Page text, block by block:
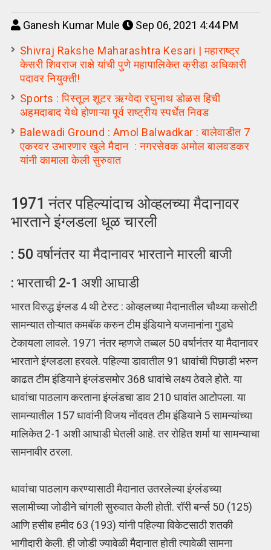
Ganesh Kumar Mule
Sep 06, 2021 4:44 PM
Shivraj Rakshe Maharashtra Kesari | महाराष्ट्र
केसरी शिवराज राक्षे यांची पुणे महापालिकेत क्रीडा अधिकारी
पदावर नियुक्ती!
Sports : पिस्तूल शूटर ऋग्वेदा रघुनाथ डोळस हिची
अहमदाबाद येथे होणाऱ्या पूर्व राष्ट्रीय स्पर्धेत निवड
Balewadi Ground : Amol Balwadkar : बालेवाडीत 7
एकरवर उभारणार खुले मैदान : नगरसेवक अमोल बालवडकर
यांनी कामाला केली सुरुवात
1971 नंतर पहिल्यांदाच ओव्हलच्या मैदानावर
भारताने इंग्लडला धूळ चारली
: 50 वर्षानंतर या मैदानावर भारताने मारली बाजी
: भारताची 2-1 अशी आघाडी
भारत विरुद्ध इंग्लड 4 थी टेस्ट : ओव्हलच्या मैदानातील चौथ्या कसोटी
सामन्यात तोऱ्यात कमबॅक करुन टीम इंडियाने यजमानांना गुडघे
टेकायला लावले. 1971 नंतर म्हणजे तब्बल 50 वर्षानंतर या मैदानावर
भारताने इंग्लडला हरवले. पहिल्या डावातील 91 धावांची पिछाडी भरुन
काढत टीम इंडियाने इंग्लंडसमोर 368 धावांचे लक्ष्य ठेवले होते. या
धावांचा पाठलाग करताना इंग्लंडचा डाव 210 धावांत आटोपला. या
सामन्यातील 157 धावांनी विजय नोंदवत टीम इंडियाने 5 सामन्यांच्या
मालिकेत 2-1 अशी आघाडी घेतली आहे. तर रोहित शर्मा या सामन्याचा
सामनावीर ठरला.
धावांचा पाठलाग करण्यासाठी मैदानात उतरलेल्या इंग्लंडच्या
सलामीच्या जोडीने चांगली सुरुवात केली होती. रॉरी बर्न्स 50 (125)
आणि हसीब हमीद 63 (193) यांनी पहिल्या विकेटसाठी शतकी
भागीदारी केली. ही जोडी ज्यावेळी मैदानात होती त्यावेळी सामना